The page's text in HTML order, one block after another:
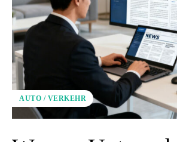
AUTO / VERKEHR